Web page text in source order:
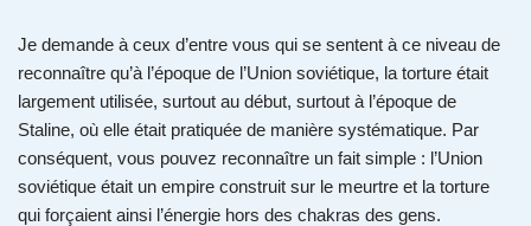
Je demande à ceux d’entre vous qui se sentent à ce niveau de
reconnaître qu’à l’époque de l’Union soviétique, la torture était
largement utilisée, surtout au début, surtout à l’époque de
Staline, où elle était pratiquée de manière systématique. Par
conséquent, vous pouvez reconnaître un fait simple : l’Union
soviétique était un empire construit sur le meurtre et la torture
qui forçaient ainsi l’énergie hors des chakras des gens.